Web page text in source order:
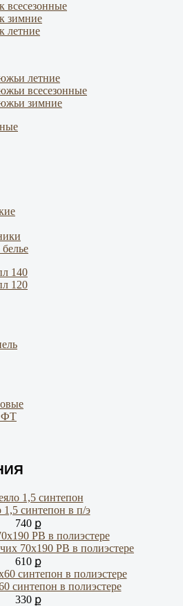
всесезонные
зимние
летние
летние
всесезонные
зимние
140
120
1,5 синтепон в п/э
740 ք
70х190 РВ в полиэстере
610 ք
синтепон в полиэстере
330 ք